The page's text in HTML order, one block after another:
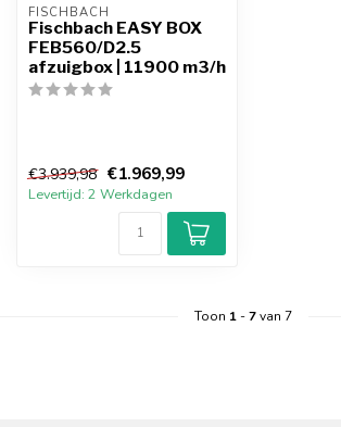
FISCHBACH
Fischbach EASY BOX
FEB560/D2.5
afzuigbox | 11900 m3/h
€3.939,98 €1.969,99
Levertijd: 2 Werkdagen
Toon 1-7van 7